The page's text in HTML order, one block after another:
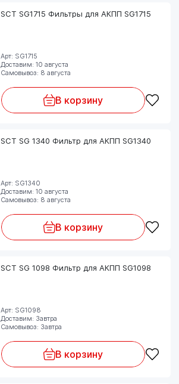
SCT SG1715 Фильтры для АКПП SG1715
Арт: SG1715
Доставим: 10 августа
Самовывоз: 8 августа
В корзину
SCT SG 1340 Фильтр для АКПП SG1340
Арт: SG1340
Доставим: 10 августа
Самовывоз: 8 августа
В корзину
SCT SG 1098 Фильтр для АКПП SG1098
Арт: SG1098
Доставим: Завтра
Самовывоз: Завтра
В корзину